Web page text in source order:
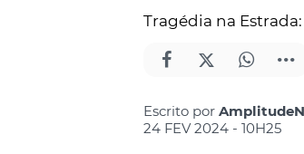
Tragédia na
Escrito por
24 FEV 2024 - 10H25